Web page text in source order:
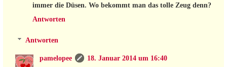
immer die Düsen. Wo bekommt man das tolle Zeug denn?
Antworten
Antworten
pamelopee
18. Januar 2014 um 16:40